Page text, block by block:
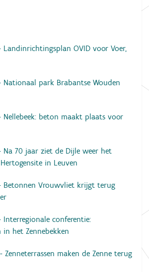
Landinrichtingsplan OVID voor Voer,
Nationaal park Brabantse Wouden
Nellebeek: beton maakt plaats voor
Na 70 jaar ziet de Dijle weer het
in Leuven
Betonnen Vrouwvliet krijgt terug
Interregionale conferentie:
het Zennebekken
Zenneterrassen maken de Zenne terug